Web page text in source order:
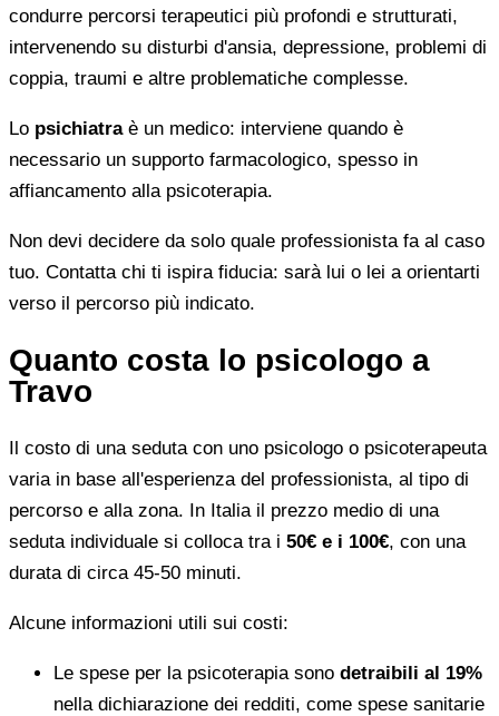
condurre percorsi terapeutici più profondi e strutturati,
intervenendo su disturbi d'ansia, depressione, problemi di
coppia, traumi e altre problematiche complesse.
Lo psichiatraè un medico: interviene quando è
necessario un supporto farmacologico, spesso in
affiancamento alla psicoterapia.
Non devi decidere da solo quale professionista fa al caso
tuo. Contatta chi ti ispira fiducia: sarà lui o lei a orientarti
verso il percorso più indicato.
Quanto costa lo psicologo a
Travo
Il costo di una seduta con uno psicologo o psicoterapeuta
varia in base all'esperienza del professionista, al tipo di
percorso e alla zona. In Italia il prezzo medio di una
seduta individuale si colloca tra i 50€ e i 100€, con una
durata di circa 45-50 minuti.
Alcune informazioni utili sui costi:
Le spese per la psicoterapia sono detraibili al 19%
nella dichiarazione dei redditi, come spese sanitarie